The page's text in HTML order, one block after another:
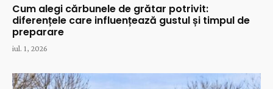
Cum alegi cărbunele de grătar potrivit:
diferențele care influențează gustul și timpul de
preparare
iul. 1, 2026